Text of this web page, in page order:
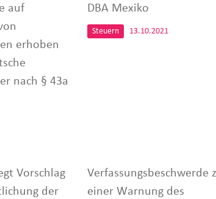
auf
erhoben
nach § 43a
DBA Mexiko
Steuern 13.10.2021
Vorschlag
der
Verfassungsbeschwerde
einer Warnung des